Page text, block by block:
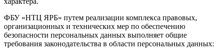
ФБУ «НТЦ ЯРБ» путем реализации комплекса правовых,
организационных и технических мер по обеспечению
безопасности персональных данных выполняет общие
требования законодательства в области персональных данных: